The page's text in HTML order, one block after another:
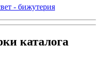
- бижутерия
каталога